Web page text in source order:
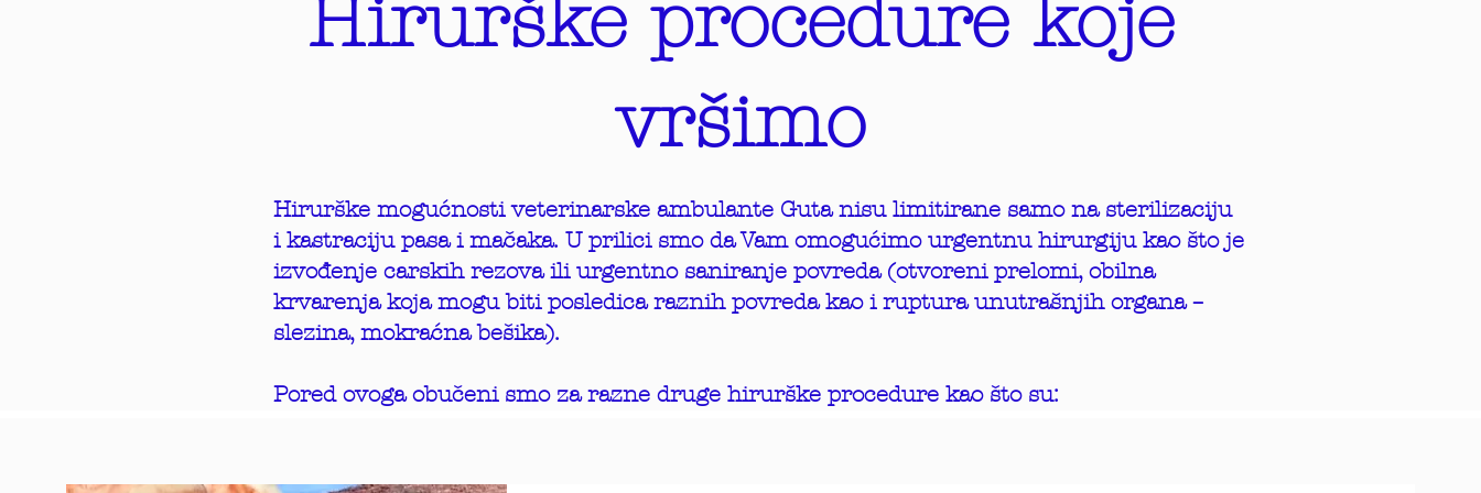
Hirurške procedure koje
vršimo
Hirurške mogućnosti veterinarske ambulante Guta nisu limitirane samo na sterilizaciju
i kastraciju pasa i mačaka. U prilici smo da Vam omogućimo urgentnu hirurgiju kao što je
izvođenje carskih rezova ili urgentno saniranje povreda (otvoreni prelomi, obilna
krvarenja koja mogu biti posledica raznih povreda kao i ruptura unutrašnjih organa –
slezina, mokraćna bešika).
Pored ovoga obučeni smo za razne druge hirurške procedure kao što su: